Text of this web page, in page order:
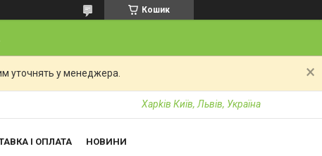
Кошик
уточнять у менеджера.
Харkiв Київ, Львів, Україна
І ОПЛАТА НОВИНИ